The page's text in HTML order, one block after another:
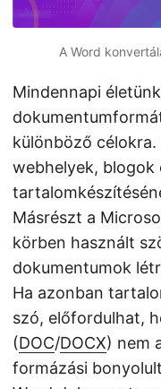
A Word
Mindennapi
különböző célokra.
webhelyek, blogok
Másrészt a
körben használt
dokumentumok
Ha azonban
szó, előfordulhat,
(DOC/DOCX) nem
formázási